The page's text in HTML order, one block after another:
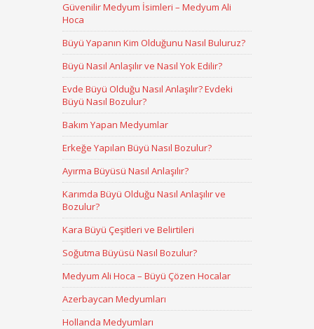
Güvenilir Medyum İsimleri – Medyum Ali
Hoca
Büyü Yapanın Kim Olduğunu Nasıl Buluruz?
Büyü Nasıl Anlaşılır ve Nasıl Yok Edilir?
Evde Büyü Olduğu Nasıl Anlaşılır? Evdeki
Büyü Nasıl Bozulur?
Bakım Yapan Medyumlar
Erkeğe Yapılan Büyü Nasıl Bozulur?
Ayırma Büyüsü Nasıl Anlaşılır?
Karımda Büyü Olduğu Nasıl Anlaşılır ve
Bozulur?
Kara Büyü Çeşitleri ve Belirtileri
Soğutma Büyüsü Nasıl Bozulur?
Medyum Ali Hoca – Büyü Çözen Hocalar
Azerbaycan Medyumları
Hollanda Medyumları